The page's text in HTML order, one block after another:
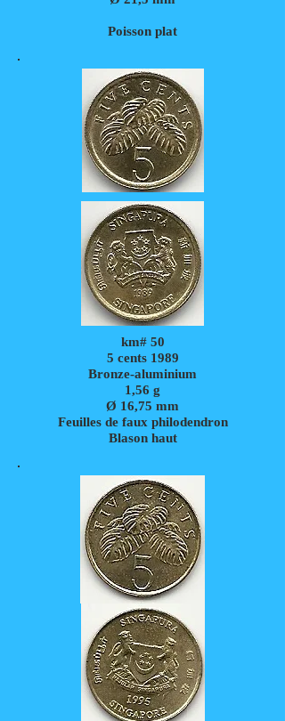
Poisson plat
km# 50
5 cents 1989
Bronze-aluminium
1,56 g
Ø 16,75 mm
Feuilles de faux philodendron
Blason haut